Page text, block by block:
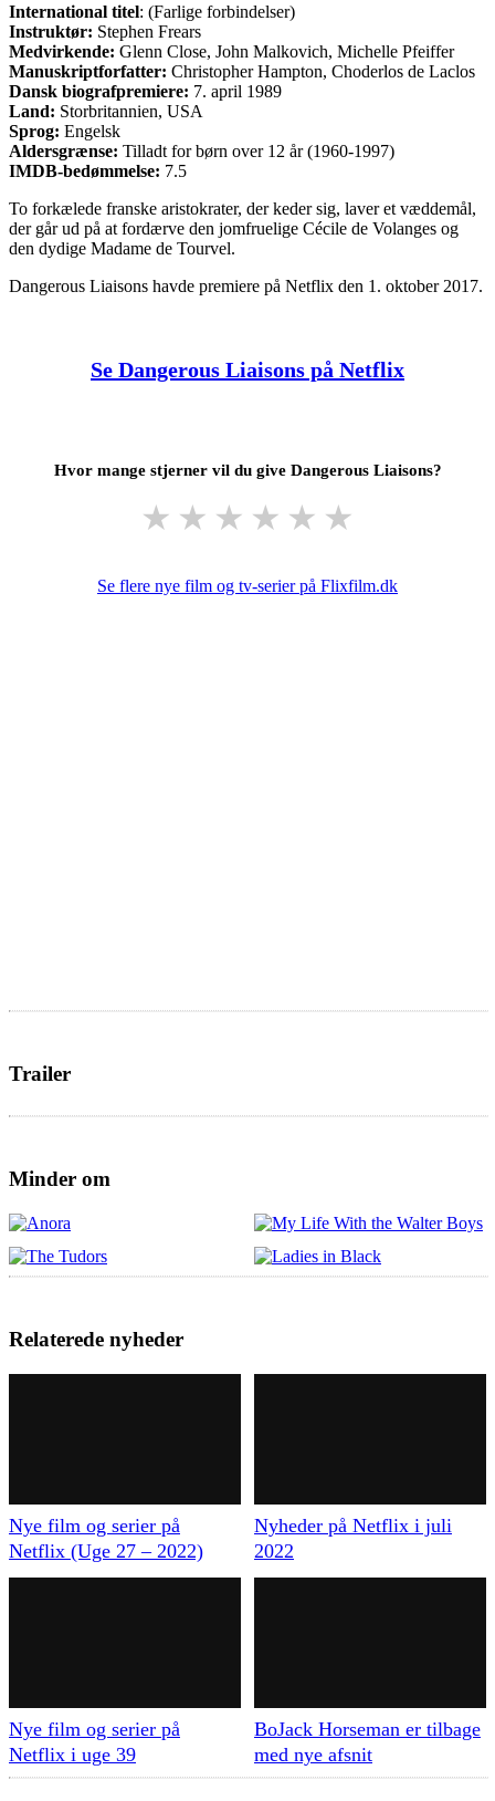
International titel: (Farlige forbindelser)
Instruktør: Stephen Frears
Medvirkende: Glenn Close, John Malkovich, Michelle Pfeiffer
Manuskriptforfatter: Christopher Hampton, Choderlos de Laclos
Dansk biografpremiere: 7. april 1989
Land: Storbritannien, USA
Sprog: Engelsk
Aldersgrænse: Tilladt for børn over 12 år (1960-1997)
IMDB-bedømmelse: 7.5
To forkælede franske aristokrater, der keder sig, laver et væddemål,
der går ud på at fordærve den jomfruelige Cécile de Volanges og
den dydige Madame de Tourvel.
Dangerous Liaisons havde premiere på Netflix den 1. oktober 2017.
Se Dangerous Liaisons på Netflix
Hvor mange stjerner vil du give Dangerous Liaisons?
★ ★ ★ ★ ★ ★
Se flere nye film og tv-serier på Flixfilm.dk
Trailer
Minder om
Relaterede nyheder
Nye film og serier på
Netflix (Uge 27 – 2022)
Nyheder på Netflix i juli
2022
Nye film og serier på
Netflix i uge 39
BoJack Horseman er tilbage
med nye afsnit